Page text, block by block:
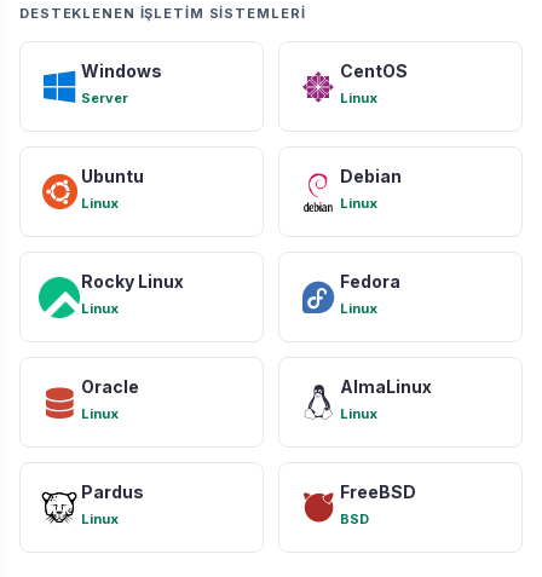
DESTEKLENEN İŞLETIM SISTEMLERI
Windows
Server
CentOS
Linux
Ubuntu
Linux
Debian
Linux
Rocky Linux
Linux
Fedora
Linux
Oracle
Linux
AlmaLinux
Linux
Pardus
Linux
FreeBSD
BSD